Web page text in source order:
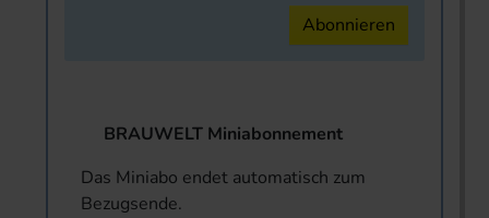
Abonnieren
BRAUWELT Miniabonnement
Das Miniabo endet automatisch zum
Bezugsende.